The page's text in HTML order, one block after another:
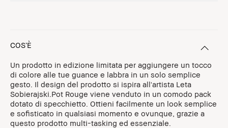
COS’È
Un prodotto in edizione limitata per aggiungere un tocco
di colore alle tue guance e labbra in un solo semplice
gesto. Il design del prodotto si ispira all'artista Leta
Sobierajski.Pot Rouge viene venduto in un comodo pack
dotato di specchietto. Ottieni facilmente un look semplice
e sofisticato in qualsiasi momento e ovunque, grazie a
questo prodotto multi-tasking ed essenziale.